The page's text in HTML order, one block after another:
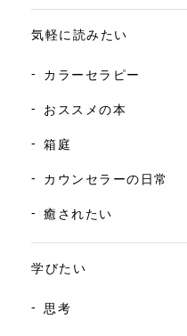
気軽に読みたい
カラーセラピー
おススメの本
箱庭
カウンセラーの日常
癒されたい
学びたい
思考